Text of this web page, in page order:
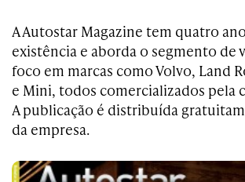
A Autostar Magazine tem quatro
existência e aborda o segmento de
foco em marcas como Volvo, Land
e Mini, todos comercializados pela
A publicação é distribuída
da empresa.